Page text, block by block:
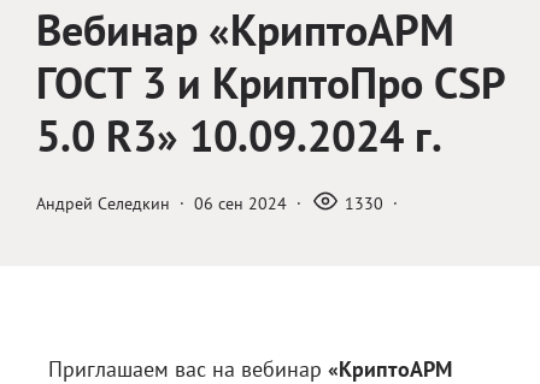
Железный почтовый ящик
КриптоАРМ Mobile
КриптоАРМ ID
Документация
Вебинар «КриптоАРМ
ГОСТ 3 и КриптоПро CSP
5.0 R3» 10.09.2024 г.
Андрей Селедкин · 06 сен 2024 · 1330 ·
Приглашаем вас на вебинар «КриптоАРМ